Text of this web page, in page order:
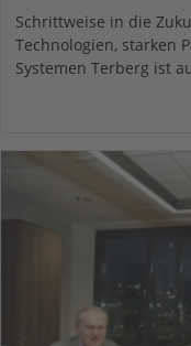
Schrittweise in die
Technologien, starken
Systemen Terberg ist